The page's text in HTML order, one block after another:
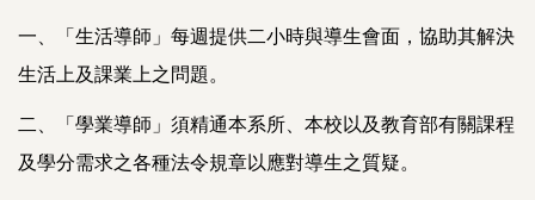
一、「生活導師」每週提供二小時與導生會面，協助其解決
生活上及課業上之問題。
二、「學業導師」須精通本系所、本校以及教育部有關課程
及學分需求之各種法令規章以應對導生之質疑。